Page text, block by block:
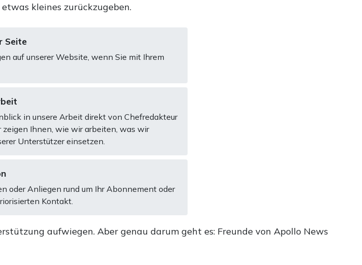
kleines zurückzugeben.
Seite
auf unserer Website, wenn Sie mit Ihrem
in unsere Arbeit direkt von Chefredakteur
Ihnen, wie wir arbeiten, was wir
Unterstützer einsetzen.
oder Anliegen rund um Ihr Abonnement oder
Kontakt.
aufwiegen. Aber genau darum geht es: Freunde von Apollo News